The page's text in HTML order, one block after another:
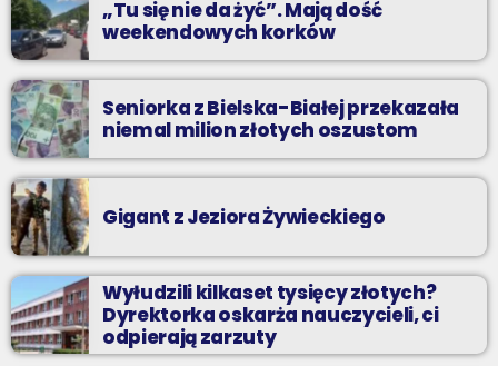
„Tu się nie da żyć”. Mają dość
weekendowych korków
Seniorka z Bielska-Białej przekazała
niemal milion złotych oszustom
Gigant z Jeziora Żywieckiego
Wyłudzili kilkaset tysięcy złotych?
Dyrektorka oskarża nauczycieli, ci
odpierają zarzuty